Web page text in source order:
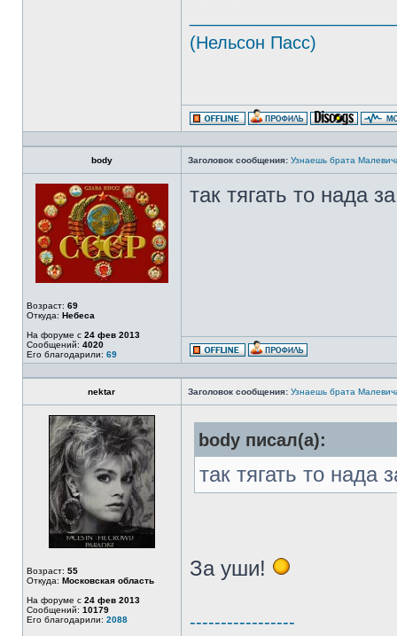
(Нельсон Пасс)
body Заголовок сообщения: Узнаешь брата
Возраст: 69
Откуда: Небеса
На форуме с 24 фев 2013
Сообщений: 4020
Его благодарили: 69
так тягать то нада
nektar Заголовок сообщения: Узнаешь брата
Возраст: 55
Откуда: Московская область
На форуме с 24 фев 2013
Сообщений: 10179
Его благодарили: 2088
body писал(а):
так тягать то нада
За уши!
-----------------